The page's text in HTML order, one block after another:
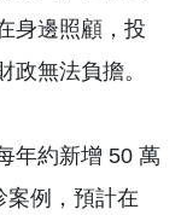
身邊照顧，投
政無法負擔。
年約新增 50 萬
案例，預計在